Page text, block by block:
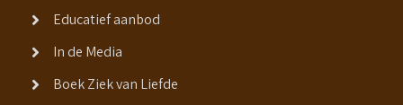
Educatief aanbod
In de Media
Boek Ziek van Liefde